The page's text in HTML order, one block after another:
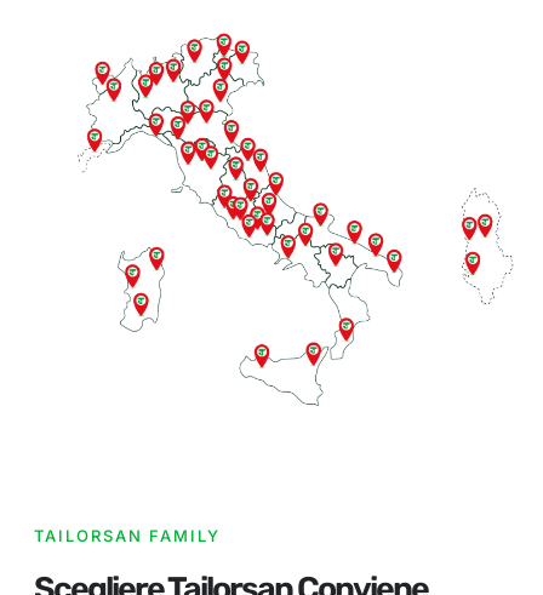
TAILORSAN FAMILY